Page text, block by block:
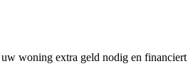
woning extra geld nodig en